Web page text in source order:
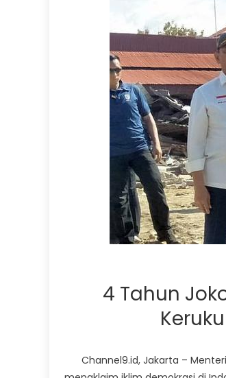
4 Tahun
Channel9.id, Jakarta –